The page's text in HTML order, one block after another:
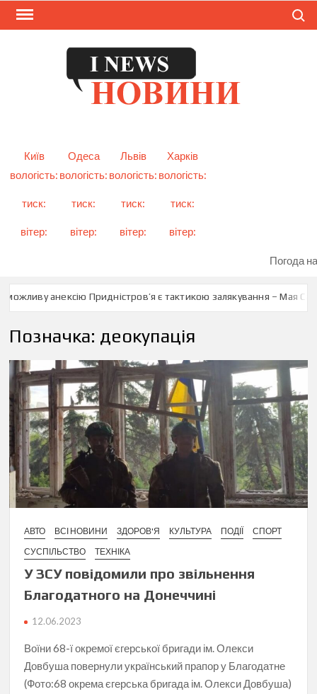
Skip
Київ
Одеса Львів
Харків
вологість:
тиск:
вітер:
вологість:
тиск:
вітер:
вологість:
тиск:
вітер:
вологість:
тиск:
вітер:
Погода
анексію Придністров’я є тактикою залякування – Мая Санду
Позначка: деокупація
АВТО ВСІ НОВИНИ ЗДОРОВ'Я КУЛЬТУРА ПОДІЇ
СПОРТ
СУСПІЛЬСТВО
ТЕХНІКА
У ЗСУ повідомили про звільнення
Благодатного на Донеччині
12.06.2023
Воїни 68-ї окремої єгерської бригади ім. Олекси
Довбуша повернули український прапор у Благодатне
(Фото:68 окрема єгерська бригада ім. Олекси Довбуша)